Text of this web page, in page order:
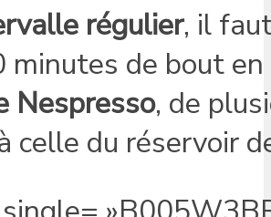
régulier, il
minutes de bout en
Nespresso, de
celle du réservoir